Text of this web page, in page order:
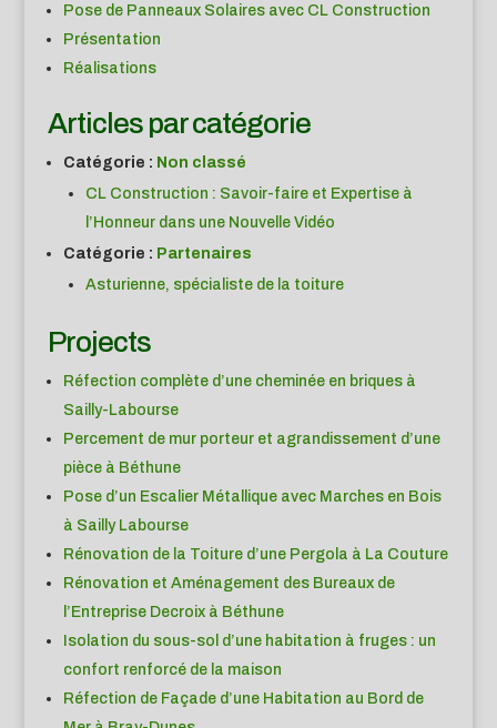
Pose de Panneaux Solaires avec CL Construction
Présentation
Réalisations
Articles par catégorie
Catégorie : Non classé
CL Construction : Savoir-faire et Expertise à
l’Honneur dans une Nouvelle Vidéo
Catégorie : Partenaires
Asturienne, spécialiste de la toiture
Projects
Réfection complète d’une cheminée en briques à
Sailly-Labourse
Percement de mur porteur et agrandissement d’une
pièce à Béthune
Pose d’un Escalier Métallique avec Marches en Bois
à Sailly Labourse
Rénovation de la Toiture d’une Pergola à La Couture
Rénovation et Aménagement des Bureaux de
l’Entreprise Decroix à Béthune
Isolation du sous-sol d’une habitation à fruges : un
confort renforcé de la maison
Réfection de Façade d’une Habitation au Bord de